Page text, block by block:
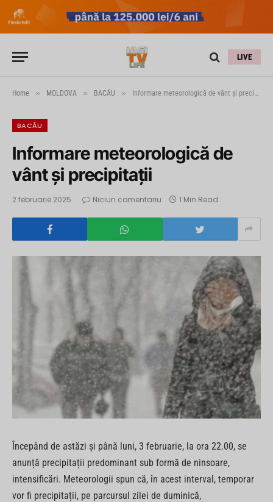
LIVE
Home » MOLDOVA » BACĂU » Informare meteorologică de vânt și precipitații
BACĂU
Informare meteorologică de
vânt și precipitații
2 februarie 2025 Niciun comentariu 1 Min Read
Începând de astăzi și până luni, 3 februarie, la ora 22.00, se
anunță precipitații predominant sub formă de ninsoare,
intensificări. Meteorologii spun că, în acest interval, temporar
vor fi precipitații, pe parcursul zilei de duminică,